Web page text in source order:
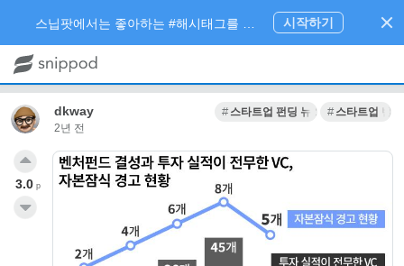
dkway
2년 전
스타트업 펀딩 뉴스 스타트업 벤
3.0 p
스닙팟에서는 좋아하는 #해시태그를 팔로우 하고 내가 관심있는 주제만 모아볼 수 있어요. 시작하기